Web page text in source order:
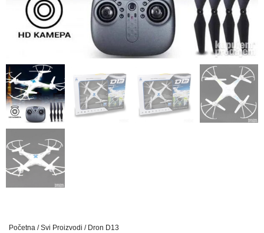
Početna /Svi Proizvodi / Dron D13